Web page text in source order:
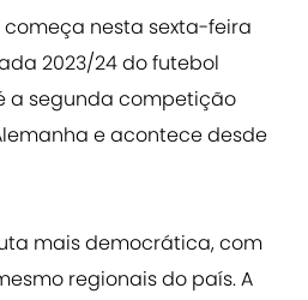
começa nesta sexta-feira
2023/24 do futebol
a segunda competição
e acontece desde
mais democrática, com
regionais do país. A